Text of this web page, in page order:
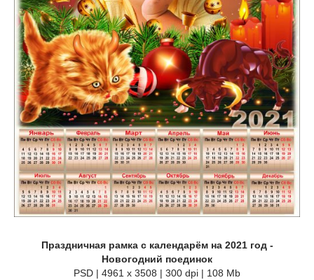
Праздничная рамка с календарём на 2021 год -
Новогодний поединок
PSD | 4961 х 3508 | 300 dpi | 108 Mb